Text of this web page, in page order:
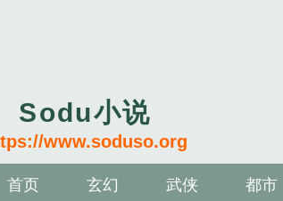
Sodu小说
www.soduso.org
首页 玄幻 武侠 都市